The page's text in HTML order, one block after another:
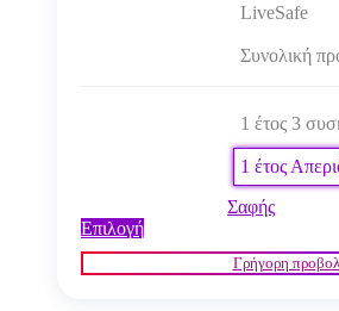
LiveSafe
Συνολική
1 έτος 3
1 έτος
Σαφής
ΕπιλογήΑυτό
το
προϊόν
Γρήγορη